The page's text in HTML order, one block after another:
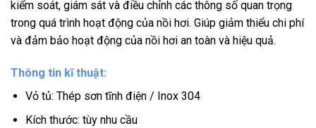
kiểm soát, giám sát và điều chỉnh các thông số quan trọng
trong quá trình hoạt động của nồi hơi. Giúp giảm thiểu chi phí
và đảm bảo hoạt động của nồi hơi an toàn và hiệu quả.
Thông tin kĩ thuật:
Vỏ tủ: Thép sơn tĩnh điện / Inox 304
Kích thước: tùy nhu cầu